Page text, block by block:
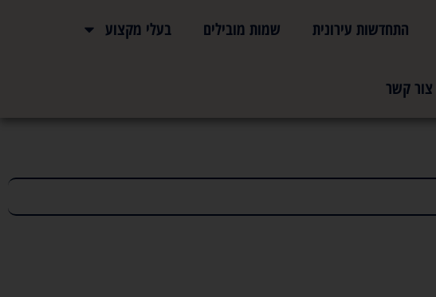
התחדשות עירונית שמות מובילים בעלי מקצוע
צור קשר